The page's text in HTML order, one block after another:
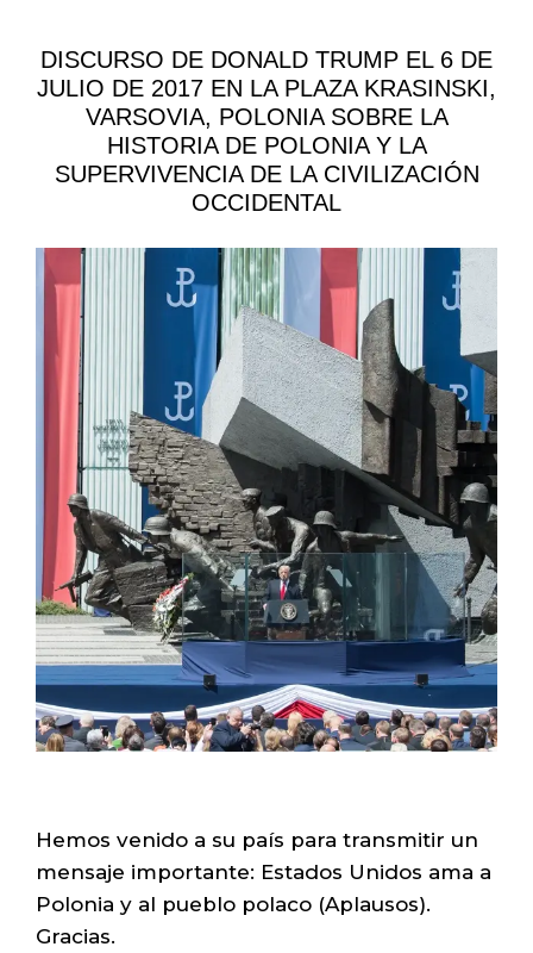
DISCURSO DE DONALD TRUMP EL 6 DE
JULIO DE 2017 EN LA PLAZA KRASINSKI,
VARSOVIA, POLONIA SOBRE LA
HISTORIA DE POLONIA Y LA
SUPERVIVENCIA DE LA CIVILIZACIÓN
OCCIDENTAL
Hemos venido a su país para transmitir un
mensaje importante: Estados Unidos ama a
Polonia y al pueblo polaco (Aplausos).
Gracias.